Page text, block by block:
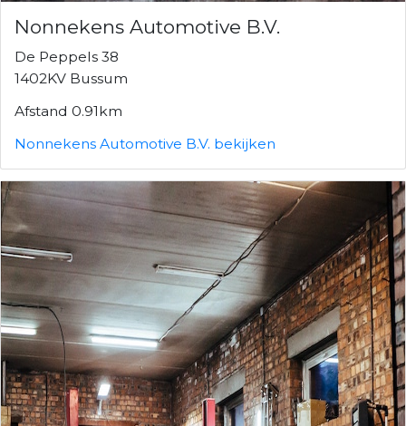
Nonnekens Automotive B.V.
De Peppels 38
1402KV Bussum
Afstand 0.91km
Nonnekens Automotive B.V. bekijken